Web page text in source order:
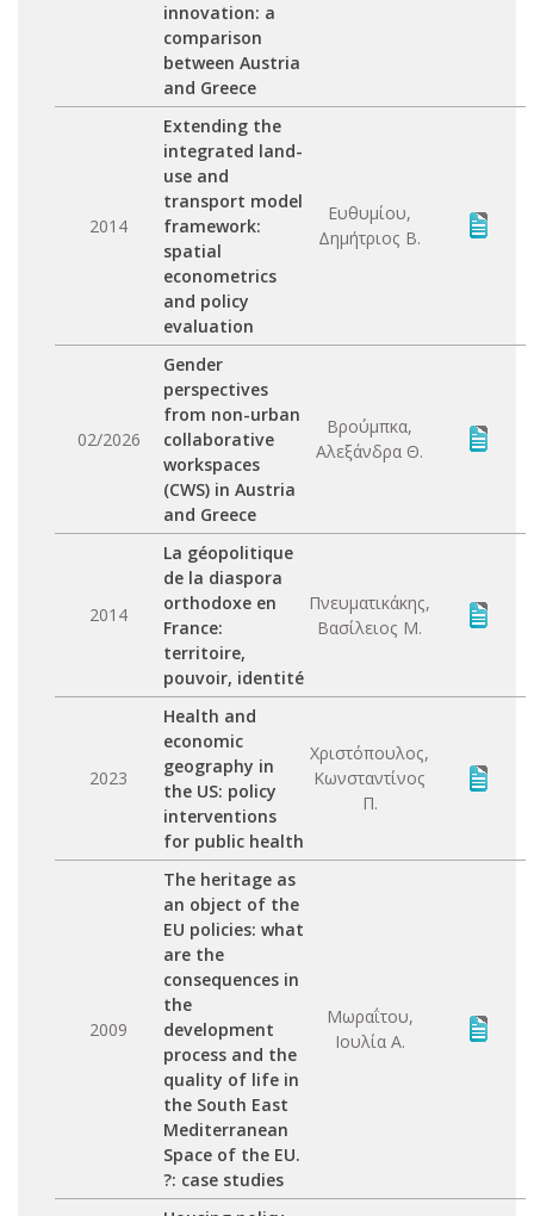
innovation: a
comparison
between Austria
and Greece
2014
Extending the
integrated land-
use and
transport model
framework:
spatial
econometrics
and policy
evaluation
Ευθυμίου,
Δημήτριος Β.
02/2026
Gender
perspectives
from non-urban
collaborative
workspaces
(CWS) in Austria
and Greece
Βρούμπκα,
Αλεξάνδρα Θ.
2014
La géopolitique
de la diaspora
orthodoxe en
France:
territoire,
pouvoir, identité
Πνευματικάκης,
Βασίλειος Μ.
2023
Health and
economic
geography in
the US: policy
interventions
for public health
Χριστόπουλος,
Κωνσταντίνος
Π.
2009
The heritage as
an object of the
EU policies: what
are the
consequences in
the
development
process and the
quality of life in
the South East
Mediterranean
Space of the EU.
?: case studies
Μωραΐτου,
Ιουλία Α.